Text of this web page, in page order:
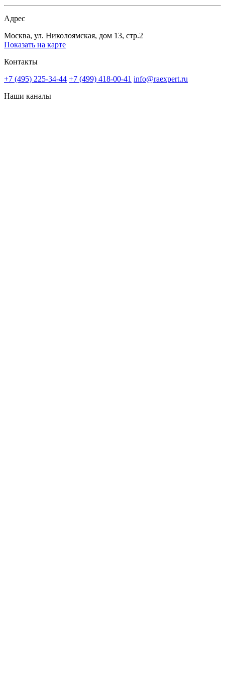
Адрес
Москва, ул. Николоямская, дом 13, стр.2
Показать на карте
Контакты
+7 (495) 225-34-44 +7 (499) 418-00-41 info@raexpert.ru
Наши каналы